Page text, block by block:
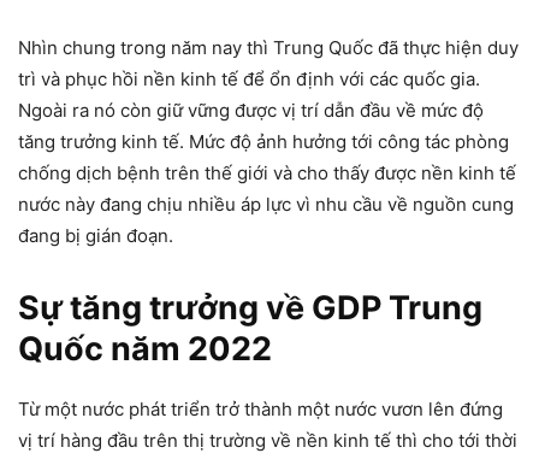
Nhìn chung trong năm nay thì Trung Quốc đã thực hiện duy
trì và phục hồi nền kinh tế để ổn định với các quốc gia.
Ngoài ra nó còn giữ vững được vị trí dẫn đầu về mức độ
tăng trưởng kinh tế. Mức độ ảnh hưởng tới công tác phòng
chống dịch bệnh trên thế giới và cho thấy được nền kinh tế
nước này đang chịu nhiều áp lực vì nhu cầu về nguồn cung
đang bị gián đoạn.
Sự tăng trưởng về GDP Trung
Quốc năm 2022
Từ một nước phát triển trở thành một nước vươn lên đứng
vị trí hàng đầu trên thị trường về nền kinh tế thì cho tới thời